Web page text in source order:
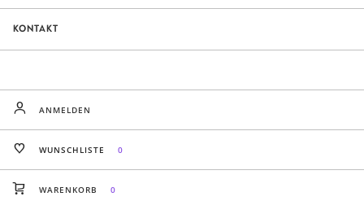
KONTAKT
ANMELDEN
WUNSCHLISTE 0
WARENKORB 0